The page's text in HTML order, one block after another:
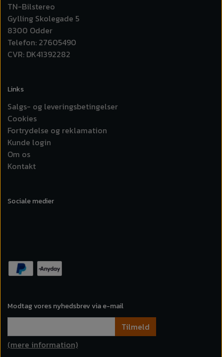
TN-Bilstereo
Gylling Skolegade 5
8300 Odder
Telefon: 27605490
CVR: DK41392282
Links
Salgs- og leveringsbetingelser
Cookies
Fortrydelse og reklamation
Kunde login
Om os
Kontakt
Sociale medier
Modtag vores nyhedsbrev via e-mail
Tilmeld
(mere information)